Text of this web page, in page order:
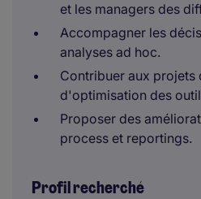
et les managers des
Accompagner les
analyses ad hoc.
Contribuer aux projets
d'optimisation des
Proposer des
process et reportings.
Profil recherché